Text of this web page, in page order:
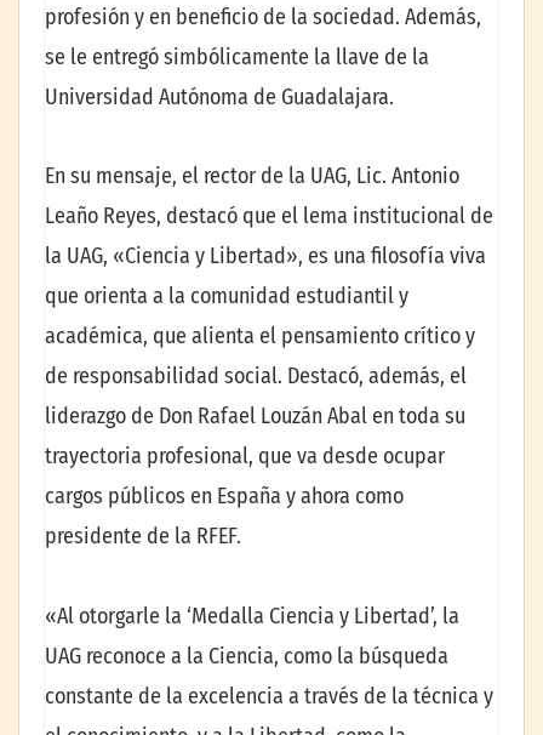
profesión y en beneficio de la sociedad. Además,
se le entregó simbólicamente la llave de la
Universidad Autónoma de Guadalajara.
En su mensaje, el rector de la UAG, Lic. Antonio
Leaño Reyes, destacó que el lema institucional de
la UAG, «Ciencia y Libertad», es una filosofía viva
que orienta a la comunidad estudiantil y
académica, que alienta el pensamiento crítico y
de responsabilidad social. Destacó, además, el
liderazgo de Don Rafael Louzán Abal en toda su
trayectoria profesional, que va desde ocupar
cargos públicos en España y ahora como
presidente de la RFEF.
«Al otorgarle la ‘Medalla Ciencia y Libertad’, la
UAG reconoce a la Ciencia, como la búsqueda
constante de la excelencia a través de la técnica y